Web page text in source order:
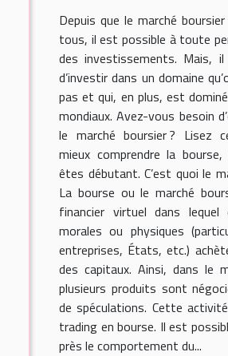
Depuis que le marché
tous, il est possible à toute
des investissements. Mais,
d’investir dans un domaine
pas et qui, en plus, est
mondiaux. Avez-vous besoin
le marché boursier ? Lisez
mieux comprendre la
êtes débutant. C’est quoi le
La bourse ou le marché
financier virtuel dans lequel
morales ou physiques
entreprises, États, etc.)
des capitaux. Ainsi, dans le
plusieurs produits sont
de spéculations. Cette
trading en bourse. Il est
près le comportement du...